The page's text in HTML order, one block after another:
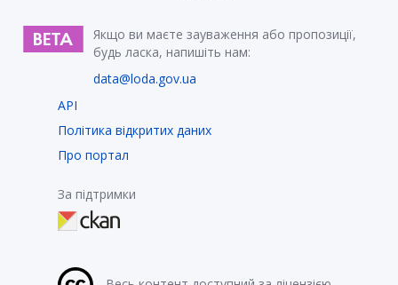
Якщо ви маєте зауваження або пропозиції,
будь ласка, напишіть нам:
data@loda.gov.ua
API
Політика відкритих даних
Про портал
За підтримки